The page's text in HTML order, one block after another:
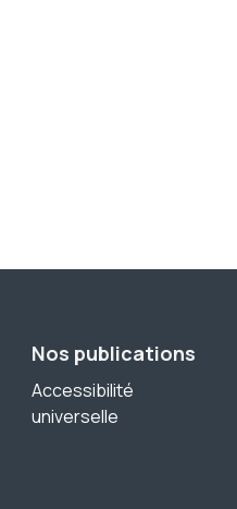
Nos publications
Accessibilité
universelle